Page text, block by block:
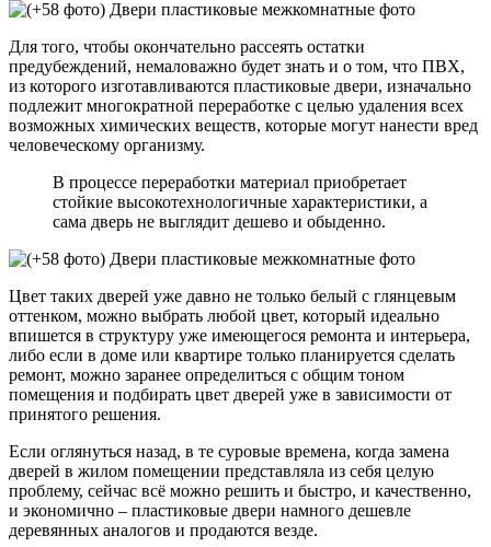
Для того, чтобы окончательно рассеять остатки
предубеждений, немаловажно будет знать и о том, что ПВХ,
из которого изготавливаются пластиковые двери, изначально
подлежит многократной переработке с целью удаления всех
возможных химических веществ, которые могут нанести вред
человеческому организму.
В процессе переработки материал приобретает
стойкие высокотехнологичные характеристики, а
сама дверь не выглядит дешево и обыденно.
Цвет таких дверей уже давно не только белый с глянцевым
оттенком, можно выбрать любой цвет, который идеально
впишется в структуру уже имеющегося ремонта и интерьера,
либо если в доме или квартире только планируется сделать
ремонт, можно заранее определиться с общим тоном
помещения и подбирать цвет дверей уже в зависимости от
принятого решения.
Если оглянуться назад, в те суровые времена, когда замена
дверей в жилом помещении представляла из себя целую
проблему, сейчас всё можно решить и быстро, и качественно,
и экономично – пластиковые двери намного дешевле
деревянных аналогов и продаются везде.